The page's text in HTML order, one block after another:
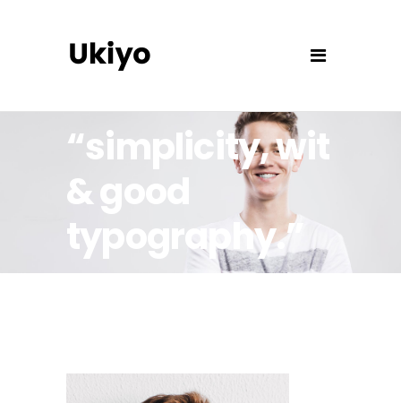
“simplicity, wit
& good
typography.”